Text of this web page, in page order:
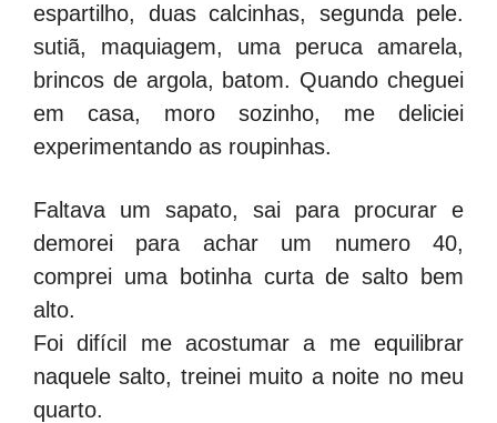
espartilho, duas calcinhas, segunda pele.
sutiã, maquiagem, uma peruca amarela,
brincos de argola, batom. Quando cheguei
em casa, moro sozinho, me deliciei
experimentando as roupinhas.
Faltava um sapato, sai para procurar e
demorei para achar um numero 40,
comprei uma botinha curta de salto bem
alto.
Foi difícil me acostumar a me equilibrar
naquele salto, treinei muito a noite no meu
quarto.